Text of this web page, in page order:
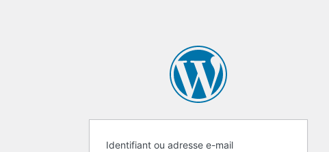
Identifiant ou adresse e-mail